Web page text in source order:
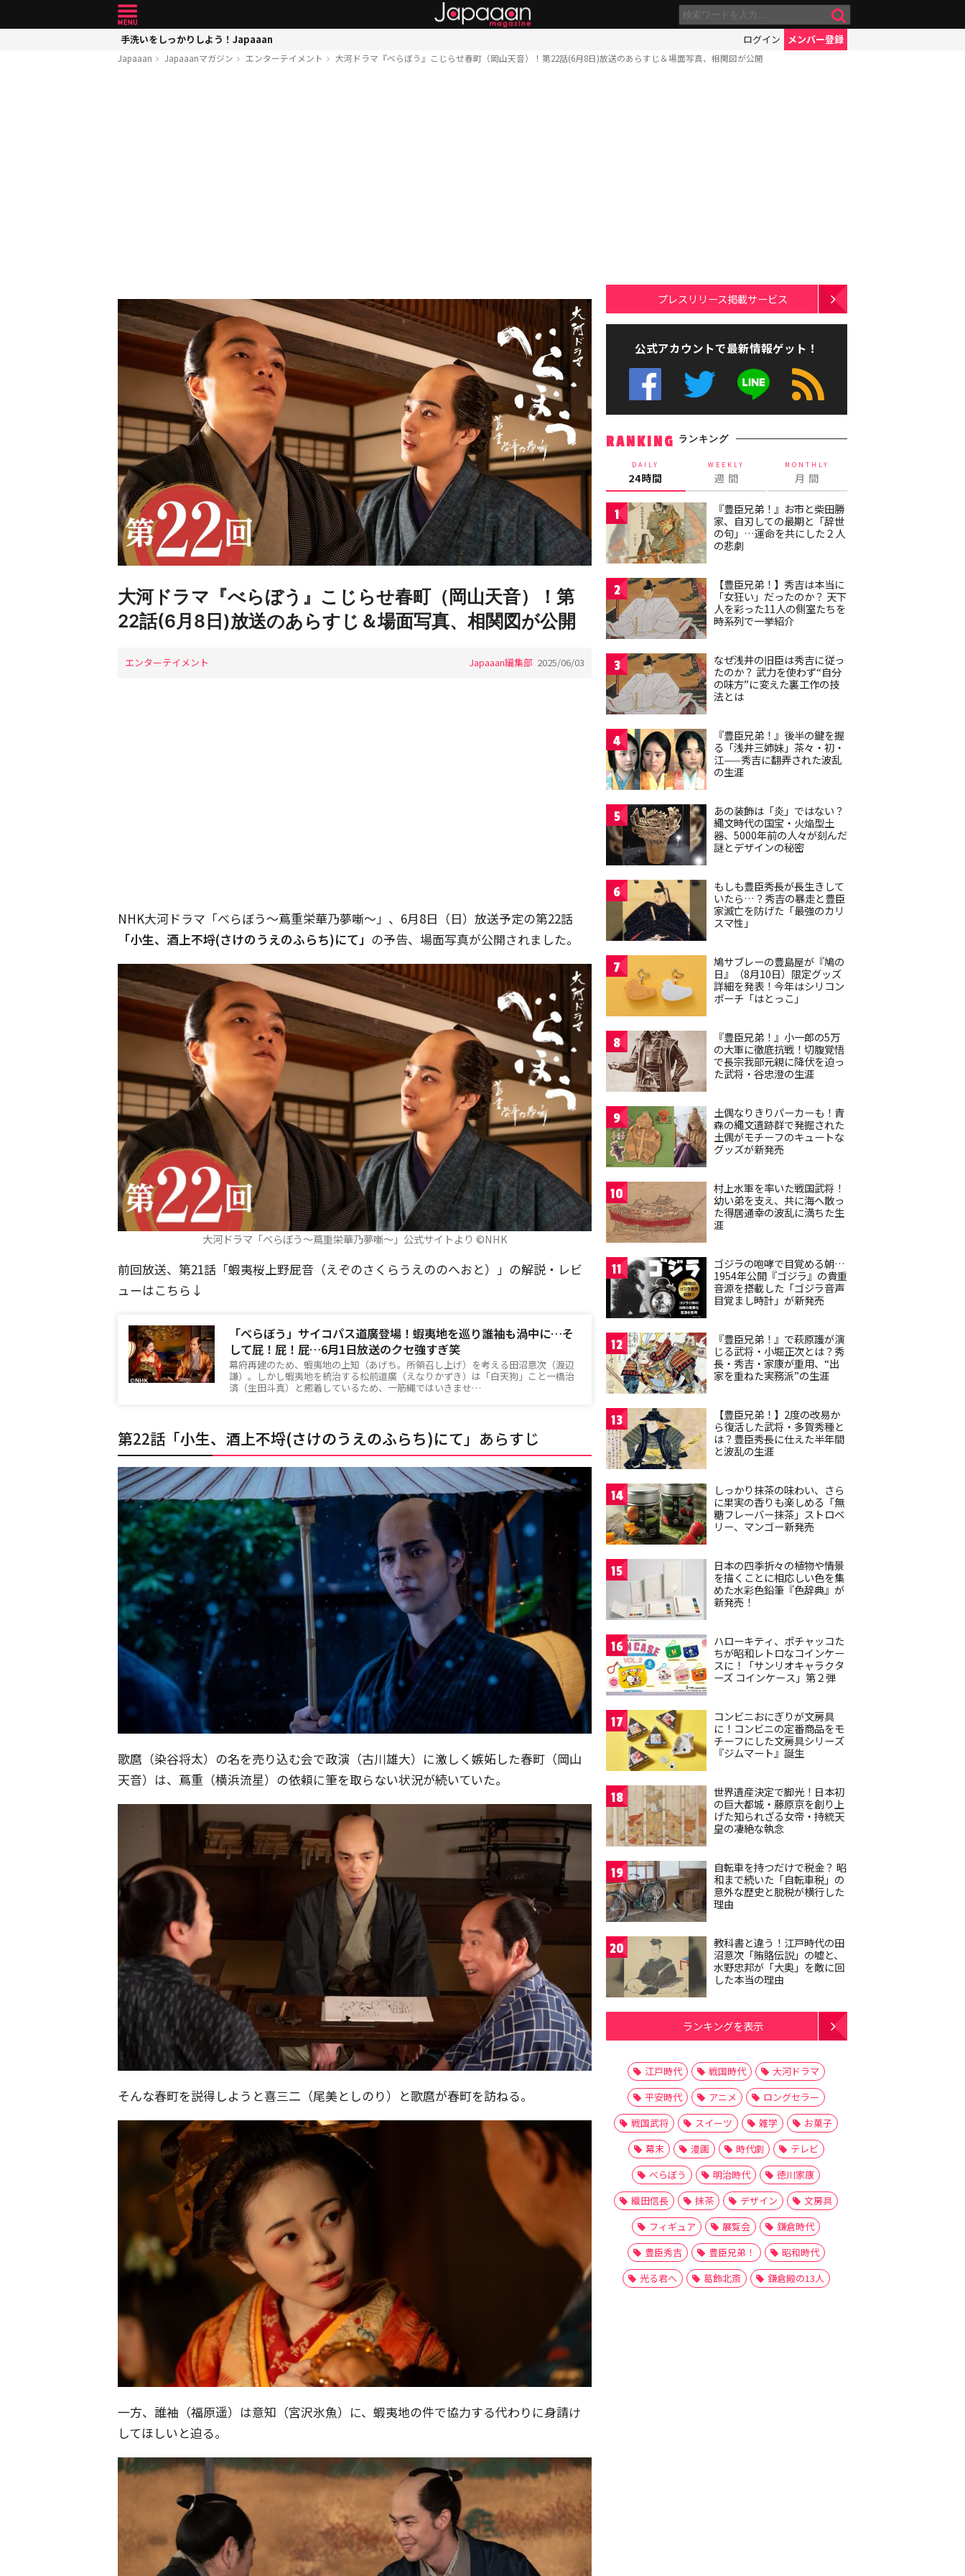
手洗いをしっかりしよう！Japaaan ログイン メンバー登録
Japaaan Japaaanマガジン エンターテイメント 大河ドラマ『べらぼう』こじらせ春町（岡山天音）！第22話(6月8日)放送のあらすじ＆場面写真、相関図が公開
大河ドラマ『べらぼう』こじらせ春町（岡山天音）！第
22話(6月8日)放送のあらすじ＆場面写真、相関図が公開
エンターテイメント Japaaan編集部 2025/06/03
NHK大河ドラマ「べらぼう〜蔦重栄華乃夢噺〜」、6月8日（日）放送予定の第22話
「小生、酒上不埒(さけのうえのふらち)にて」 の予告、場面写真が公開されました。
大河ドラマ「べらぼう～蔦重栄華乃夢噺～」公式サイトより ©️NHK
前回放送、第21話「蝦夷桜上野屁音（えぞのさくらうえののへおと）」の解説・レビ
ューはこちら↓
「べらぼう」サイコパス道廣登場！蝦夷地を巡り誰袖も渦中に…そ
して屁！屁！屁…6月1日放送のクセ強すぎ笑
幕府再建のため、蝦夷地の上知（あげち。所領召し上げ）を考える田沼意次（渡辺
謙）。しかし蝦夷地を統治する松前道廣（えなりかずき）は「白天狗」こと一橋治
済（生田斗真）と癒着しているため、一筋縄ではいきませ…
第22話「小生、酒上不埒(さけのうえのふらち)にて 」あらすじ
歌麿（染谷将太）の名を売り込む会で政演（古川雄大）に激しく嫉妬した春町（岡山
天音）は、蔦重（横浜流星）の依頼に筆を取らない状況が続いていた。
そんな春町を説得しようと喜三二（尾美としのり）と歌麿が春町を訪ねる。
一方、誰袖（福原遥）は意知（宮沢氷魚）に、蝦夷地の件で協力する代わりに身請け
してほしいと迫る。
プレスリリース掲載サービス
公式アカウントで最新情報ゲット！
RANKING ランキング
DAILY
24時間
WEEKLY
週 間
MONTHLY
月 間
1
『豊臣兄弟！』お市と柴田勝
家、自刃しての最期と「辞世
の句」…運命を共にした２人
の悲劇
2
【豊臣兄弟！】秀吉は本当に
「女狂い」だったのか？ 天下
人を彩った11人の側室たちを
時系列で一挙紹介
3
なぜ浅井の旧臣は秀吉に従っ
たのか？ 武力を使わず“自分
の味方”に変えた裏工作の技
法とは
4
『豊臣兄弟！』後半の鍵を握
る「浅井三姉妹」茶々・初・
江——秀吉に翻弄された波乱
の生涯
5
あの装飾は「炎」ではない？
縄文時代の国宝・火焔型土
器、5000年前の人々が刻んだ
謎とデザインの秘密
6
もしも豊臣秀長が長生きして
いたら…？秀吉の暴走と豊臣
家滅亡を防げた「最強のカリ
スマ性」
7
鳩サブレーの豊島屋が『鳩の
日』（8月10日）限定グッズ
詳細を発表！今年はシリコン
ポーチ「はとっこ」
8
『豊臣兄弟！』小一郎の5万
の大軍に徹底抗戦！切腹覚悟
で長宗我部元親に降伏を迫っ
た武将・谷忠澄の生涯
9
土偶なりきりパーカーも！青
森の縄文遺跡群で発掘された
土偶がモチーフのキュートな
グッズが新発売
10
村上水軍を率いた戦国武将！
幼い弟を支え、共に海へ散っ
た得居通幸の波乱に満ちた生
涯
11
ゴジラの咆哮で目覚める朝…
1954年公開『ゴジラ』の貴重
音源を搭載した「ゴジラ音声
目覚まし時計」が新発売
12
『豊臣兄弟！』で萩原護が演
じる武将・小堀正次とは？秀
長・秀吉・家康が重用、“出
家を重ねた実務派”の生涯
13
【豊臣兄弟！】2度の改易か
ら復活した武将・多賀秀種と
は？豊臣秀長に仕えた半年間
と波乱の生涯
14
しっかり抹茶の味わい、さら
に果実の香りも楽しめる「無
糖フレーバー抹茶」ストロベ
リー、マンゴー新発売
15
日本の四季折々の植物や情景
を描くことに相応しい色を集
めた水彩色鉛筆『色辞典』が
新発売！
16
ハローキティ、ポチャッコた
ちが昭和レトロなコインケー
スに！「サンリオキャラクタ
ーズ コインケース」第２弾
17
コンビニおにぎりが文房具
に！コンビニの定番商品をモ
チーフにした文房具シリーズ
『ジムマート』誕生
18
世界遺産決定で脚光！日本初
の巨大都城・藤原京を創り上
げた知られざる女帝・持統天
皇の凄絶な執念
19
自転車を持つだけで税金？ 昭
和まで続いた「自転車税」の
意外な歴史と脱税が横行した
理由
20
教科書と違う！江戸時代の田
沼意次「賄賂伝説」の嘘と、
水野忠邦が「大奥」を敵に回
した本当の理由
ランキングを表示
江戸時代 戦国時代
大河ドラマ
平安時代
アニメ
ロングセラー
戦国武将
スイーツ 雑学
お菓子
幕末
漫画 時代劇
テレビ
べらぼう
明治時代
徳川家康
織田信長
抹茶 デザイン
文房具
フィギュア
展覧会
鎌倉時代
豊臣秀吉
豊臣兄弟！
昭和時代
光る君へ
葛飾北斎 鎌倉殿の13人